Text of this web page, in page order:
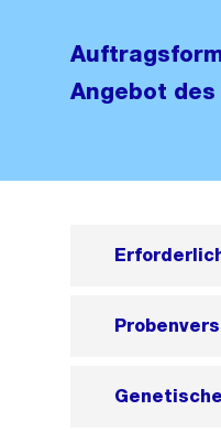
Angebot